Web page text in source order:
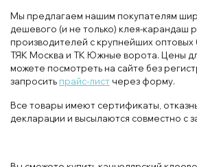
Мы предлагаем нашим покупателям
дешевого (и не только) клея-карандаш
производителей с крупнейших оптовых
ТЯК Москва и ТК Южные ворота. Цены
можете посмотреть на сайте без
запросить прайс-лист через форму.
Все товары имеют сертификаты,
декларации и высылаются совместно с